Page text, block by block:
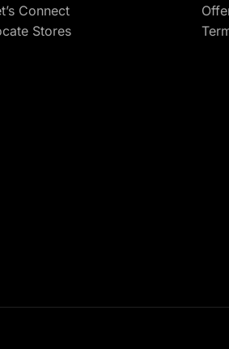
Connect
Stores